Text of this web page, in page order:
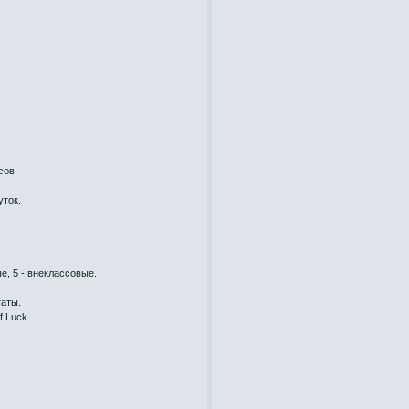
5 - внеклассовые.
Luck.